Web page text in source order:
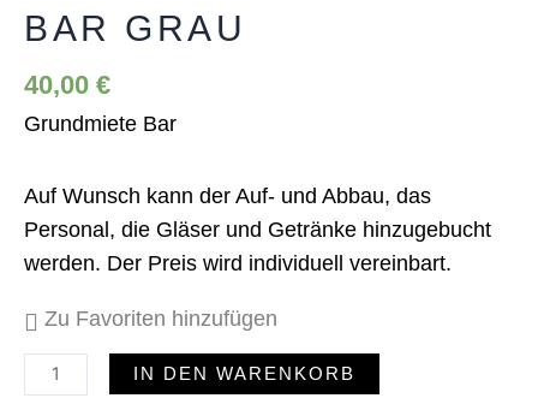
BAR GRAU
40,00 €
Grundmiete Bar
Auf Wunsch kann der Auf- und Abbau, das
Personal, die Gläser und Getränke hinzugebucht
werden. Der Preis wird individuell vereinbart.
Zu Favoriten hinzufügen
Menge
IN DEN WARENKORB